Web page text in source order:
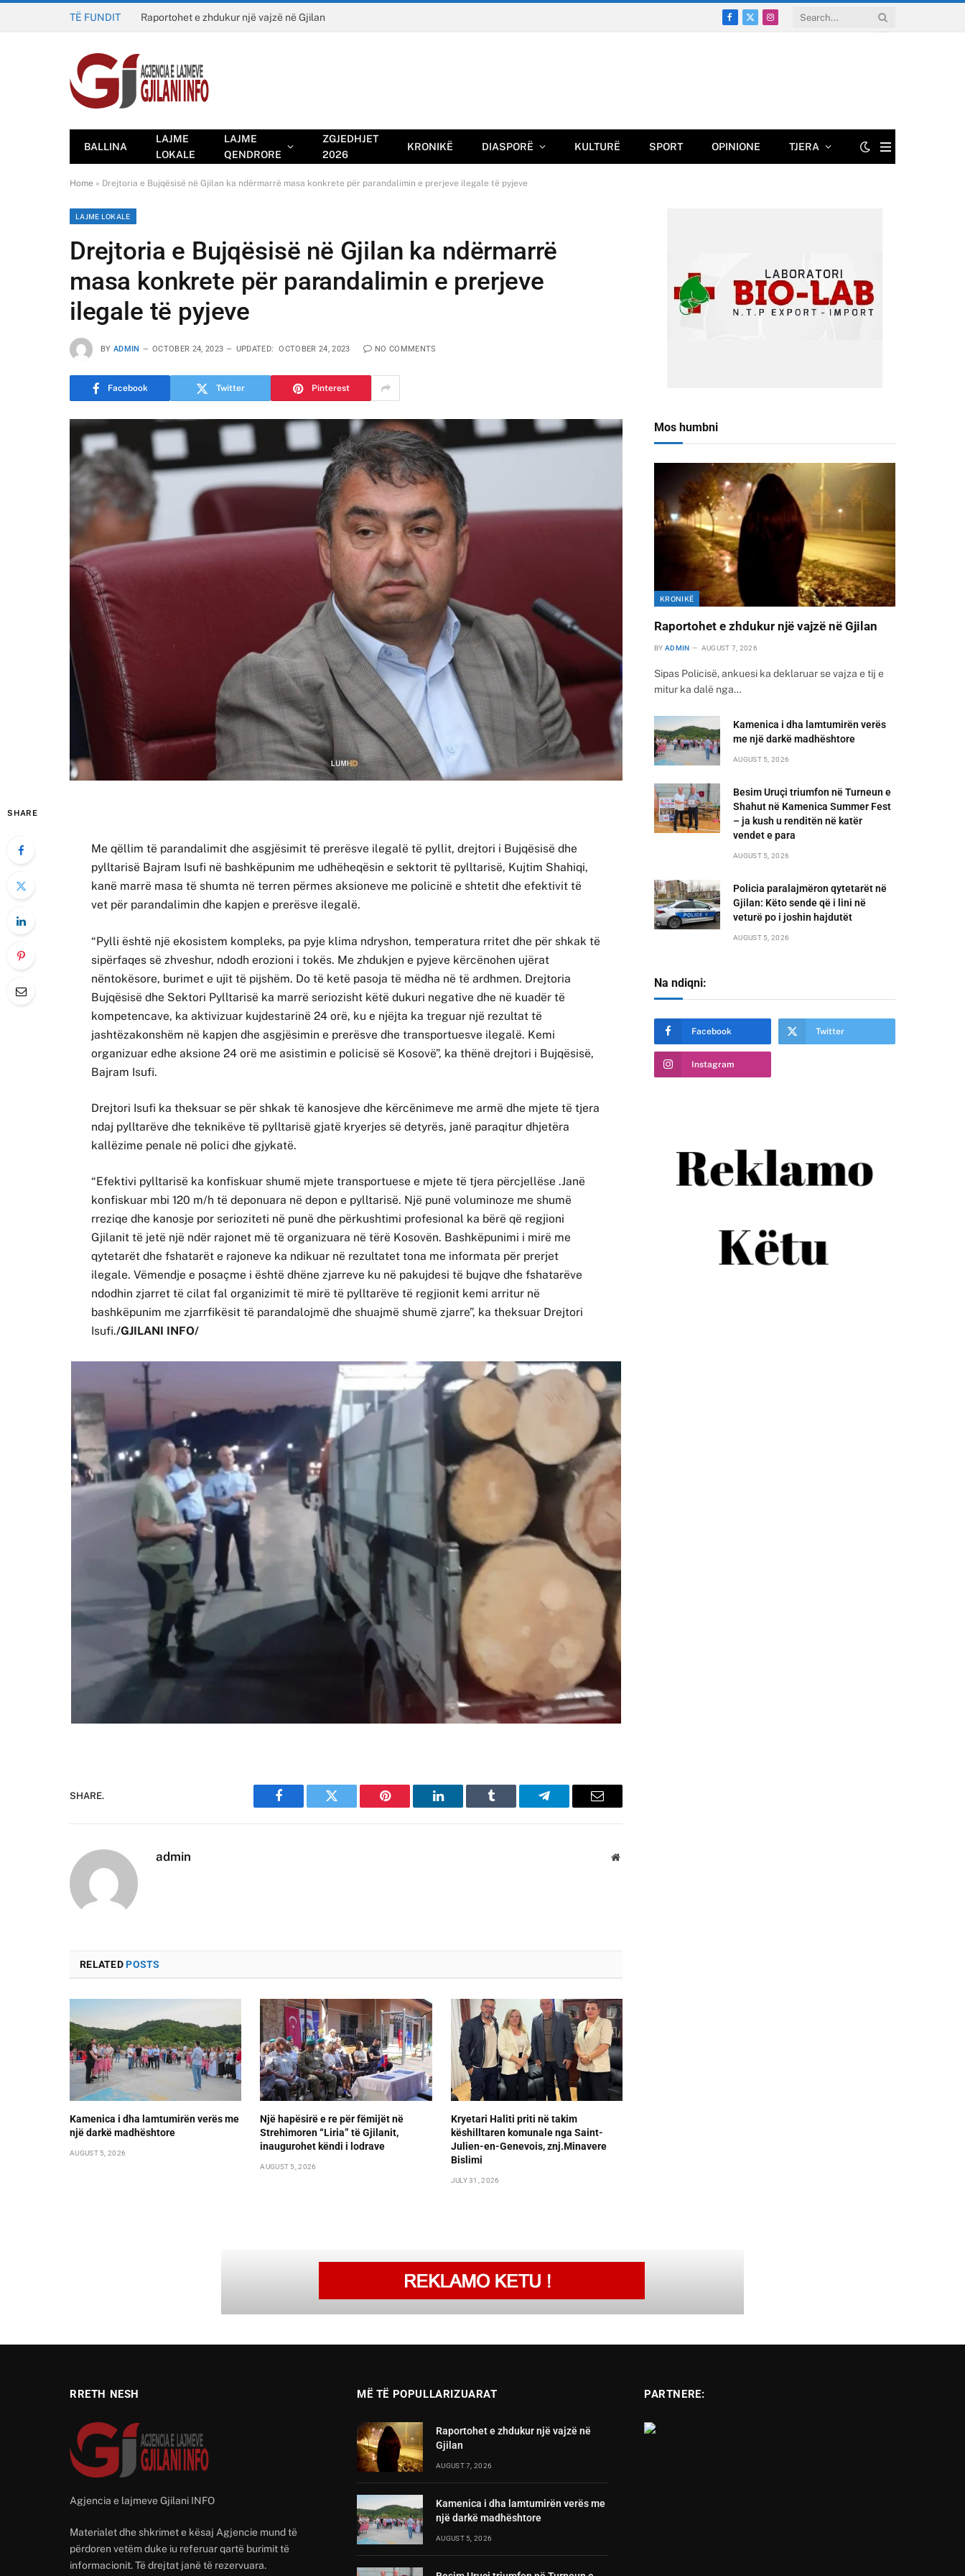
TË FUNDIT Raportohet e zhdukur një vajzë në Gjilan
Facebook
X
Instagram
BALLINA
LAJME
LOKALE
LAJME
QENDRORE
ZGJEDHJET
2026
KRONIKË DIASPORË KULTURË SPORT OPINIONE TJERA
Home » Drejtoria e Bujqësisë në Gjilan ka ndërmarrë masa konkrete për parandalimin e prerjeve ilegale të pyjeve
LAJME LOKALE
Drejtoria e Bujqësisë në Gjilan ka ndërmarrë
masa konkrete për parandalimin e prerjeve
ilegale të pyjeve
BY ADMIN OCTOBER 24, 2023 UPDATED: OCTOBER 24, 2023 NO COMMENTS
Facebook Twitter Pinterest
SHARE
Me qëllim të parandalimit dhe asgjësimit të prerësve ilegalë të pyllit, drejtori i Bujqësisë dhe
pylltarisë Bajram Isufi në bashkëpunim me udhëheqësin e sektorit të pylltarisë, Kujtim Shahiqi,
kanë marrë masa të shumta në terren përmes aksioneve me policinë e shtetit dhe efektivit të
vet për parandalimin dhe kapjen e prerësve ilegalë.
“Pylli është një ekosistem kompleks, pa pyje klima ndryshon, temperatura rritet dhe për shkak të
sipërfaqes së zhveshur, ndodh erozioni i tokës. Me zhdukjen e pyjeve kërcënohen ujërat
nëntokësore, burimet e ujit të pijshëm. Do të ketë pasoja të mëdha në të ardhmen. Drejtoria
Bujqësisë dhe Sektori Pylltarisë ka marrë seriozisht këtë dukuri negative dhe në kuadër të
kompetencave, ka aktivizuar kujdestarinë 24 orë, ku e njëjta ka treguar një rezultat të
jashtëzakonshëm në kapjen dhe asgjësimin e prerësve dhe transportuesve ilegalë. Kemi
organizuar edhe aksione 24 orë me asistimin e policisë së Kosovë”, ka thënë drejtori i Bujqësisë,
Bajram Isufi.
Drejtori Isufi ka theksuar se për shkak të kanosjeve dhe kërcënimeve me armë dhe mjete të tjera
ndaj pylltarëve dhe teknikëve të pylltarisë gjatë kryerjes së detyrës, janë paraqitur dhjetëra
kallëzime penale në polici dhe gjykatë.
“Efektivi pylltarisë ka konfiskuar shumë mjete transportuese e mjete të tjera përcjellëse .Janë
konfiskuar mbi 120 m/h të deponuara në depon e pylltarisë. Një punë voluminoze me shumë
rreziqe dhe kanosje por serioziteti në punë dhe përkushtimi profesional ka bërë që regjioni
Gjilanit të jetë një ndër rajonet më të organizuara në tërë Kosovën. Bashkëpunimi i mirë me
qytetarët dhe fshatarët e rajoneve ka ndikuar në rezultatet tona me informata për prerjet
ilegale. Vëmendje e posaçme i është dhëne zjarreve ku në pakujdesi të bujqve dhe fshatarëve
ndodhin zjarret të cilat fal organizimit të mirë të pylltarëve të regjionit kemi arritur në
bashkëpunim me zjarrfikësit të parandalojmë dhe shuajmë shumë zjarre”, ka theksuar Drejtori
Isufi./GJILANI INFO/
SHARE.
Facebook Twitter Pinterest LinkedIn Tumblr Telegram Email
admin Website
RELATEDPOSTS
Kamenica i dha lamtumirën verës me
një darkë madhështore
AUGUST 5, 2026
Një hapësirë e re për fëmijët në
Strehimoren “Liria” të Gjilanit,
inaugurohet këndi i lodrave
AUGUST 5, 2026
Kryetari Haliti priti në takim
këshilltaren komunale nga Saint-
Julien-en-Genevois, znj.Minavere
Bislimi
JULY 31, 2026
Mos humbni
KRONIKË
Raportohet e zhdukur një vajzë në Gjilan
BY ADMIN AUGUST 7, 2026
Sipas Policisë, ankuesi ka deklaruar se vajza e tij e
mitur ka dalë nga…
Kamenica i dha lamtumirën verës
me një darkë madhështore
AUGUST 5, 2026
Besim Uruçi triumfon në Turneun e
Shahut në Kamenica Summer Fest
– ja kush u renditën në katër
vendet e para
AUGUST 5, 2026
Policia paralajmëron qytetarët në
Gjilan: Këto sende që i lini në
veturë po i joshin hajdutët
AUGUST 5, 2026
Na ndiqni:
Facebook Twitter
Instagram
RRETH NESH
Agjencia e lajmeve Gjilani INFO
Materialet dhe shkrimet e kësaj Agjencie mund të
përdoren vetëm duke iu referuar qartë burimit të
informacionit. Të drejtat janë të rezervuara.
MË TË POPULLARIZUARAT
Raportohet e zhdukur një vajzë në
Gjilan
AUGUST 7, 2026
Kamenica i dha lamtumirën verës me
një darkë madhështore
AUGUST 5, 2026
PARTNERE: